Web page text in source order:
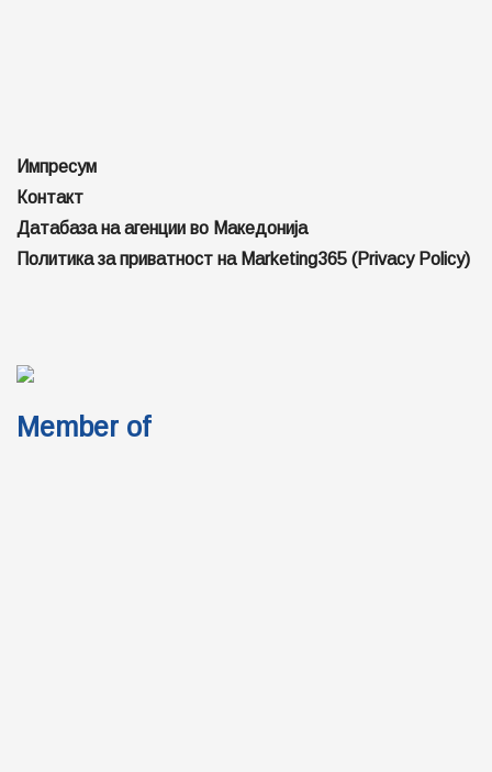
Импресум
Контакт
Датабаза на агенции во Македонија
Политика за приватност на Marketing365 (Privacy Policy)
Member of